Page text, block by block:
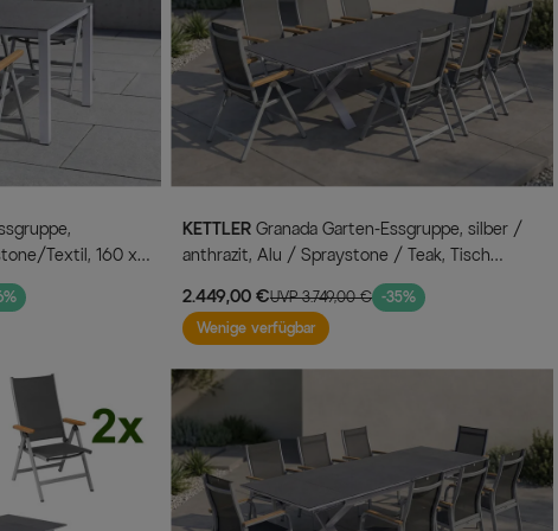
Textil, 160 x
KETTLER
anthrazit, Alu / Spraystone / Teak, Tisch
180/280x100cm, 8 Klappstühle
2.449,00 €UVP 3.749,00 € -35%
Wenige verfügbar